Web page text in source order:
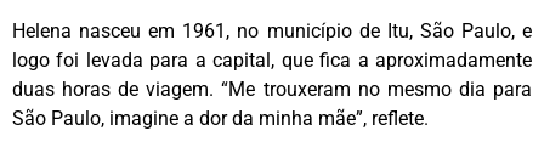
Helena nasceu em 1961, no município de Itu, São Paulo, e
logo foi levada para a capital, que fica a aproximadamente
duas horas de viagem. “Me trouxeram no mesmo dia para
São Paulo, imagine a dor da minha mãe”, reflete.